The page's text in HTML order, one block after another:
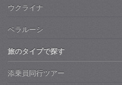
ウクライナ
ベラルーシ
旅のタイプで探す
添乗員同行ツアー